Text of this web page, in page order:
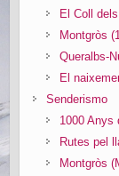
El Coll
Montgròs
Queralbs-
El
Senderismo
1000 Anys
Rutes pel
Montgròs